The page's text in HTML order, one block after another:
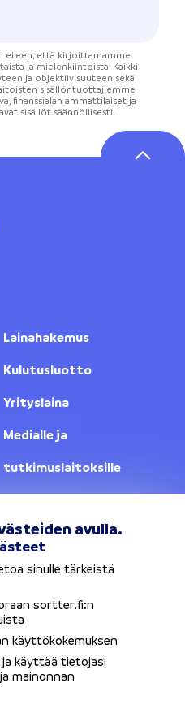
avulla.
sinulle tärkeistä
sortter.fi:n
käyttökokemuksen
käyttää tietojasi
mainonnan
eteen, että kirjoittamamme
ja mielenkiintoista. Kaikki
ja objektiivisuuteen sekä
sisällöntuottajiemme
finanssialan ammattilaiset ja
sisällöt säännöllisesti.
Lainahakemus
Kulutusluotto
Yrityslaina
Medialle ja
tutkimuslaitoksille